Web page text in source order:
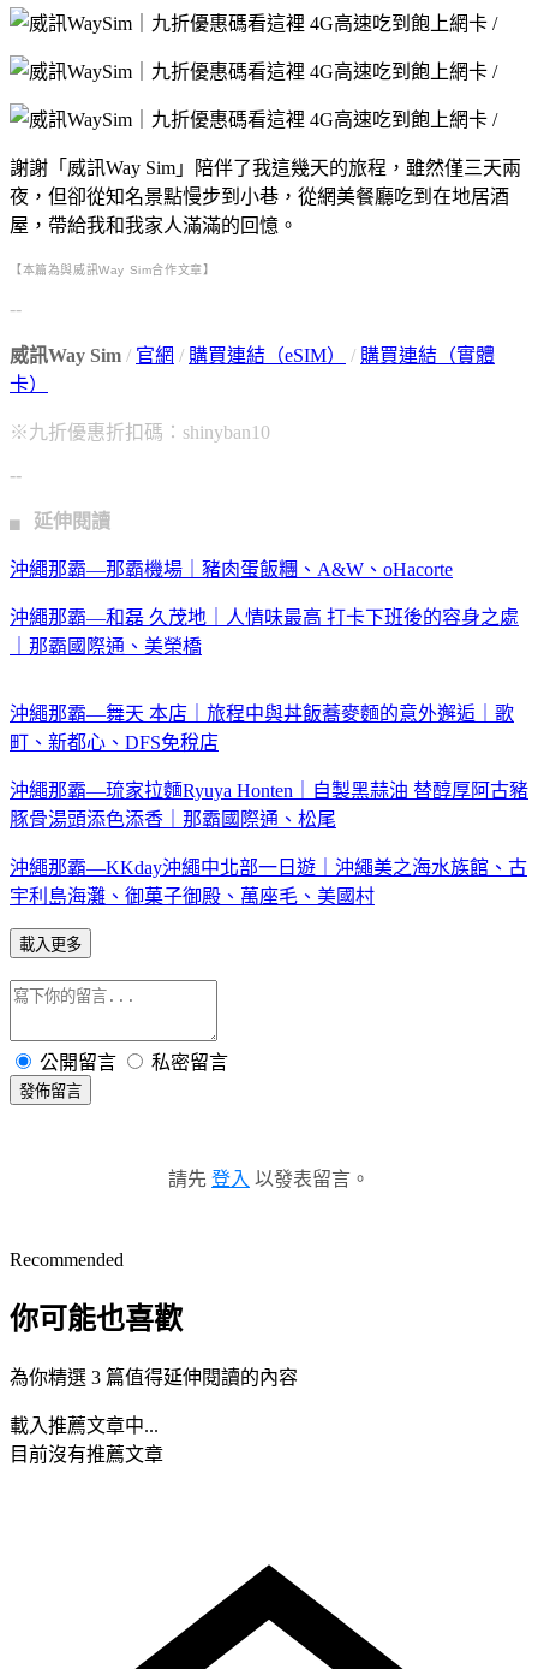
謝謝「威訊Way Sim」陪伴了我這幾天的旅程，雖然僅三天兩
夜，但卻從知名景點慢步到小巷，從網美餐廳吃到在地居酒
屋，帶給我和我家人滿滿的回憶。
【本篇為與威訊Way Sim合作文章】
--
威訊Way Sim / 官網 / 購買連結（eSIM） / 購買連結（實體
卡）
※九折優惠折扣碼：shinyban10
--
▖ 延伸閱讀
沖繩那霸—那霸機場｜豬肉蛋飯糰、A&W、oHacorte
沖繩那霸—和磊 久茂地｜人情味最高 打卡下班後的容身之處
｜那霸國際通、美榮橋
沖繩那霸—舞天 本店｜旅程中與丼飯蕎麥麵的意外邂逅｜歌
町、新都心、DFS免稅店
沖繩那霸—琉家拉麵Ryuya Honten｜自製黑蒜油 替醇厚阿古豬
豚骨湯頭添色添香｜那霸國際通、松尾
沖繩那霸—KKday沖繩中北部一日遊｜沖繩美之海水族館、古
宇利島海灘、御菓子御殿、萬座毛、美國村
載入更多
公開留言 私密留言
發佈留言
請先 登入 以發表留言。
Recommended
你可能也喜歡
為你精選 3 篇值得延伸閱讀的內容
載入推薦文章中...
目前沒有推薦文章